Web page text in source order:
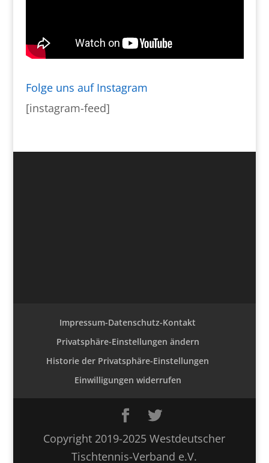
Folge uns auf Instagram
[instagram-feed]
Impressum-Datenschutz-Kontakt
Privatsphäre-Einstellungen ändern
Historie der Privatsphäre-Einstellungen
Einwilligungen widerrufen
Copyright 2019-2025 Westdeutscher
Tischtennis-Verband e.V.